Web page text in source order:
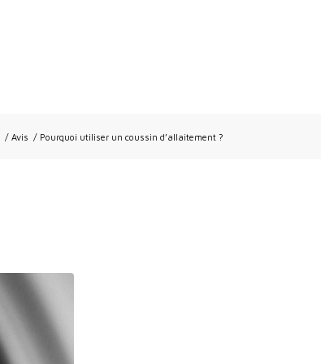
/ Avis / Pourquoi utiliser un coussin d’allaitement ?